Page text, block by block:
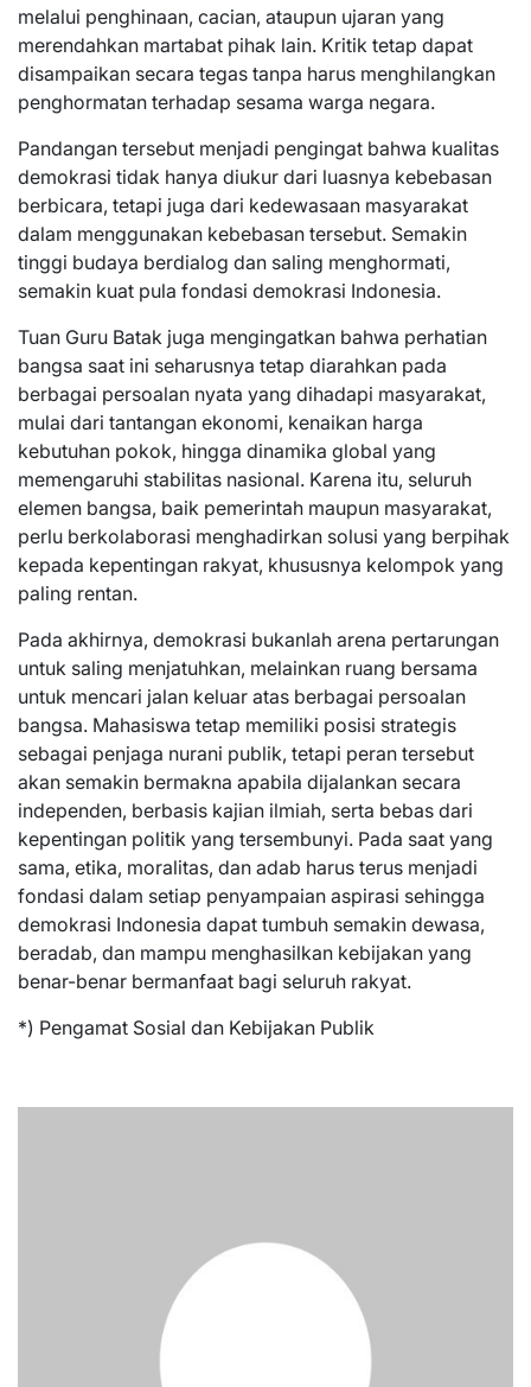
melalui penghinaan, cacian, ataupun ujaran yang
merendahkan martabat pihak lain. Kritik tetap dapat
disampaikan secara tegas tanpa harus menghilangkan
penghormatan terhadap sesama warga negara.
Pandangan tersebut menjadi pengingat bahwa kualitas
demokrasi tidak hanya diukur dari luasnya kebebasan
berbicara, tetapi juga dari kedewasaan masyarakat
dalam menggunakan kebebasan tersebut. Semakin
tinggi budaya berdialog dan saling menghormati,
semakin kuat pula fondasi demokrasi Indonesia.
Tuan Guru Batak juga mengingatkan bahwa perhatian
bangsa saat ini seharusnya tetap diarahkan pada
berbagai persoalan nyata yang dihadapi masyarakat,
mulai dari tantangan ekonomi, kenaikan harga
kebutuhan pokok, hingga dinamika global yang
memengaruhi stabilitas nasional. Karena itu, seluruh
elemen bangsa, baik pemerintah maupun masyarakat,
perlu berkolaborasi menghadirkan solusi yang berpihak
kepada kepentingan rakyat, khususnya kelompok yang
paling rentan.
Pada akhirnya, demokrasi bukanlah arena pertarungan
untuk saling menjatuhkan, melainkan ruang bersama
untuk mencari jalan keluar atas berbagai persoalan
bangsa. Mahasiswa tetap memiliki posisi strategis
sebagai penjaga nurani publik, tetapi peran tersebut
akan semakin bermakna apabila dijalankan secara
independen, berbasis kajian ilmiah, serta bebas dari
kepentingan politik yang tersembunyi. Pada saat yang
sama, etika, moralitas, dan adab harus terus menjadi
fondasi dalam setiap penyampaian aspirasi sehingga
demokrasi Indonesia dapat tumbuh semakin dewasa,
beradab, dan mampu menghasilkan kebijakan yang
benar-benar bermanfaat bagi seluruh rakyat.
*) Pengamat Sosial dan Kebijakan Publik